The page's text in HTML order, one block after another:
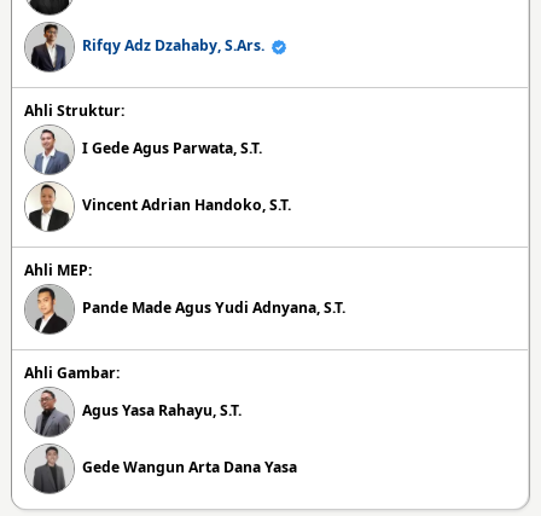
Rifqy Adz Dzahaby, S.Ars.
Ahli Struktur:
I Gede Agus Parwata, S.T.
Vincent Adrian Handoko, S.T.
Ahli MEP:
Pande Made Agus Yudi Adnyana, S.T.
Ahli Gambar:
Agus Yasa Rahayu, S.T.
Gede Wangun Arta Dana Yasa